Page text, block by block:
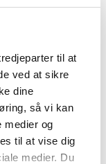
til at
ved at sikre
dine
så vi kan
medier og
til at vise dig
medier. Du
jævne mellemrum om